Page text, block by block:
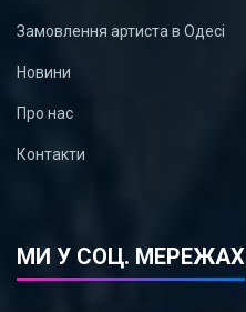
Замовлення артиста в Одесі
Новини
Про нас
Контакти
МИ У СОЦ. МЕРЕЖАХ